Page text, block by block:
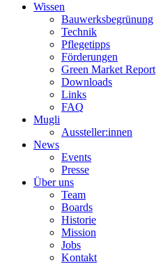
Wissen
Bauwerksbegrünung
Technik
Pflegetipps
Förderungen
Green Market Report
Downloads
Links
FAQ
Mugli
Aussteller:innen
News
Events
Presse
Über uns
Team
Boards
Historie
Mission
Jobs
Kontakt